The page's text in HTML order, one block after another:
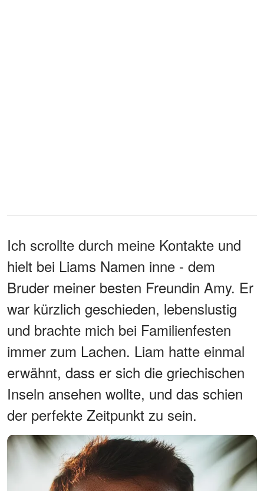
Ich scrollte durch meine Kontakte und
hielt bei Liams Namen inne - dem
Bruder meiner besten Freundin Amy. Er
war kürzlich geschieden, lebenslustig
und brachte mich bei Familienfesten
immer zum Lachen. Liam hatte einmal
erwähnt, dass er sich die griechischen
Inseln ansehen wollte, und das schien
der perfekte Zeitpunkt zu sein.